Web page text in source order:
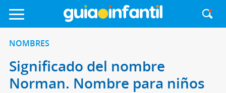
NOMBRES
Significado del nombre
Norman. Nombre para niños